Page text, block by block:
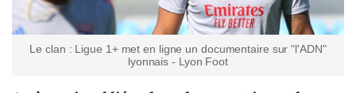
Le clan : Ligue 1+ met en ligne un documentaire sur "l'ADN"
lyonnais - Lyon Foot